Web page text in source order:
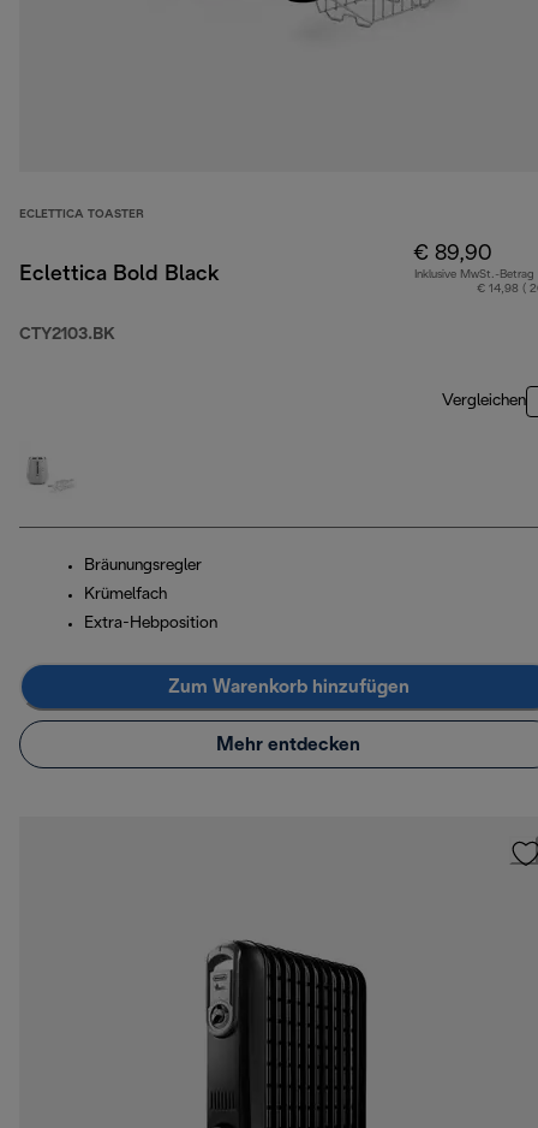
ECLETTICA TOASTER
Eclettica Bold Black
CTY2103.BK
€ 89,90
Inklusive MwSt.-Betrag
€ 14,98 (
Vergleichen
Bräunungsregler
Krümelfach
Extra-Hebposition
Zum Warenkorb hinzufügen
Mehr entdecken